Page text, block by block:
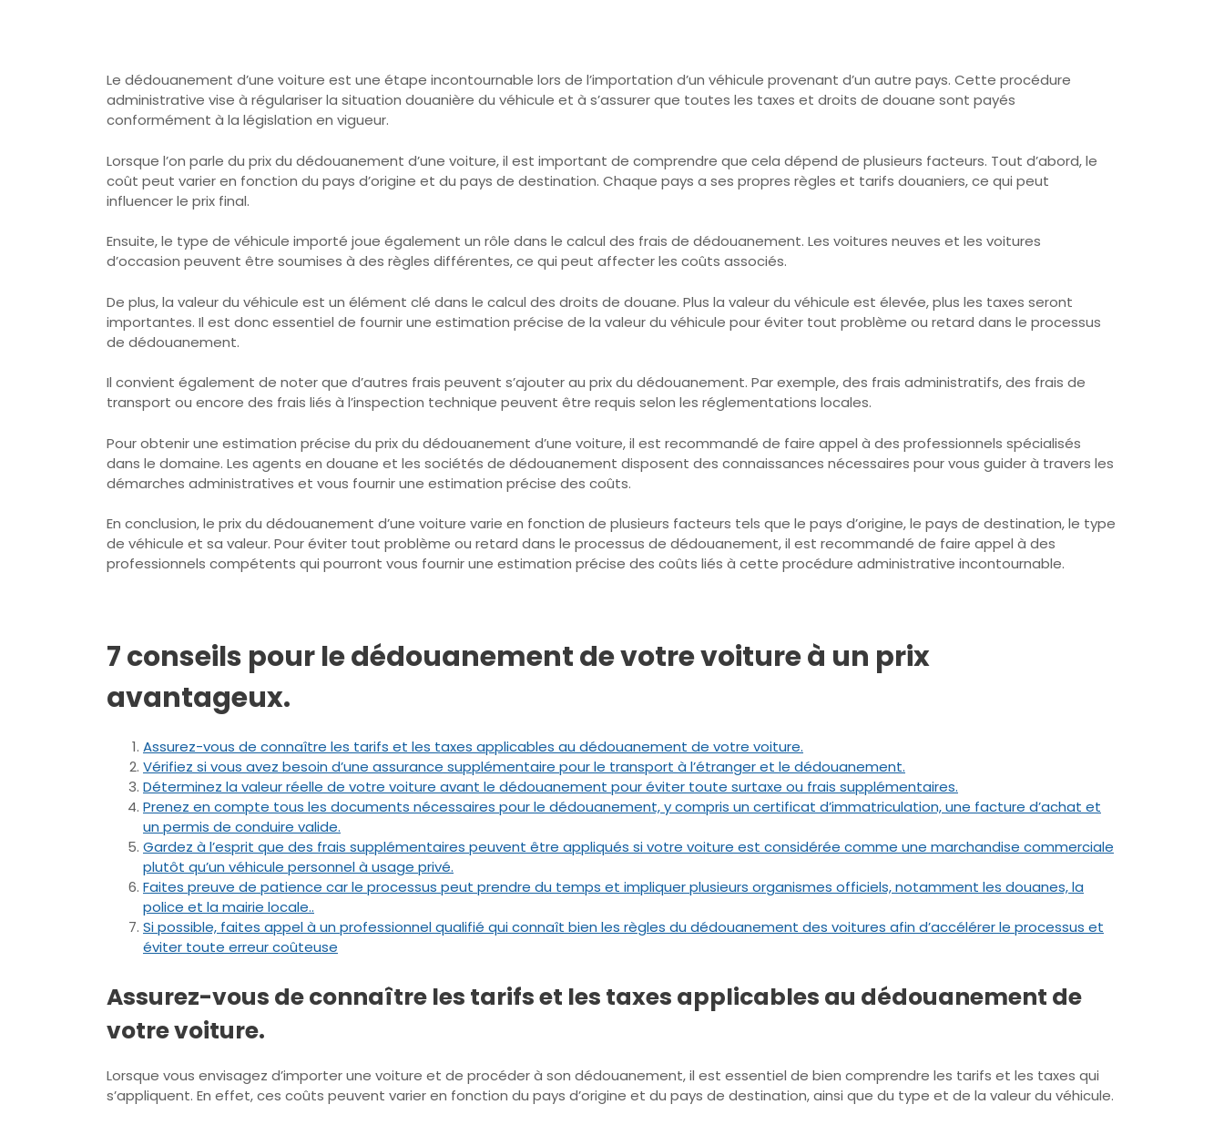
Le dédouanement d’une voiture est une étape incontournable lors de l’importation d’un véhicule provenant d’un autre pays. Cette procédure
administrative vise à régulariser la situation douanière du véhicule et à s’assurer que toutes les taxes et droits de douane sont payés
conformément à la législation en vigueur.
Lorsque l’on parle du prix du dédouanement d’une voiture, il est important de comprendre que cela dépend de plusieurs facteurs. Tout d’abord, le
coût peut varier en fonction du pays d’origine et du pays de destination. Chaque pays a ses propres règles et tarifs douaniers, ce qui peut
influencer le prix final.
Ensuite, le type de véhicule importé joue également un rôle dans le calcul des frais de dédouanement. Les voitures neuves et les voitures
d’occasion peuvent être soumises à des règles différentes, ce qui peut affecter les coûts associés.
De plus, la valeur du véhicule est un élément clé dans le calcul des droits de douane. Plus la valeur du véhicule est élevée, plus les taxes seront
importantes. Il est donc essentiel de fournir une estimation précise de la valeur du véhicule pour éviter tout problème ou retard dans le processus
de dédouanement.
Il convient également de noter que d’autres frais peuvent s’ajouter au prix du dédouanement. Par exemple, des frais administratifs, des frais de
transport ou encore des frais liés à l’inspection technique peuvent être requis selon les réglementations locales.
Pour obtenir une estimation précise du prix du dédouanement d’une voiture, il est recommandé de faire appel à des professionnels spécialisés
dans le domaine. Les agents en douane et les sociétés de dédouanement disposent des connaissances nécessaires pour vous guider à travers les
démarches administratives et vous fournir une estimation précise des coûts.
En conclusion, le prix du dédouanement d’une voiture varie en fonction de plusieurs facteurs tels que le pays d’origine, le pays de destination, le type
de véhicule et sa valeur. Pour éviter tout problème ou retard dans le processus de dédouanement, il est recommandé de faire appel à des
professionnels compétents qui pourront vous fournir une estimation précise des coûts liés à cette procédure administrative incontournable.
7 conseils pour le dédouanement de votre voiture à un prix
avantageux.
Assurez-vous de connaître les tarifs et les taxes applicables au dédouanement de votre voiture.
Vérifiez si vous avez besoin d’une assurance supplémentaire pour le transport à l’étranger et le dédouanement.
Déterminez la valeur réelle de votre voiture avant le dédouanement pour éviter toute surtaxe ou frais supplémentaires.
Prenez en compte tous les documents nécessaires pour le dédouanement, y compris un certificat d’immatriculation, une facture d’achat et
un permis de conduire valide.
Gardez à l’esprit que des frais supplémentaires peuvent être appliqués si votre voiture est considérée comme une marchandise commerciale
plutôt qu’un véhicule personnel à usage privé.
Faites preuve de patience car le processus peut prendre du temps et impliquer plusieurs organismes officiels, notamment les douanes, la
police et la mairie locale..
Si possible, faites appel à un professionnel qualifié qui connaît bien les règles du dédouanement des voitures afin d’accélérer le processus et
éviter toute erreur coûteuse
Assurez-vous de connaître les tarifs et les taxes applicables au dédouanement de
votre voiture.
Lorsque vous envisagez d’importer une voiture et de procéder à son dédouanement, il est essentiel de bien comprendre les tarifs et les taxes qui
s’appliquent. En effet, ces coûts peuvent varier en fonction du pays d’origine et du pays de destination, ainsi que du type et de la valeur du véhicule.